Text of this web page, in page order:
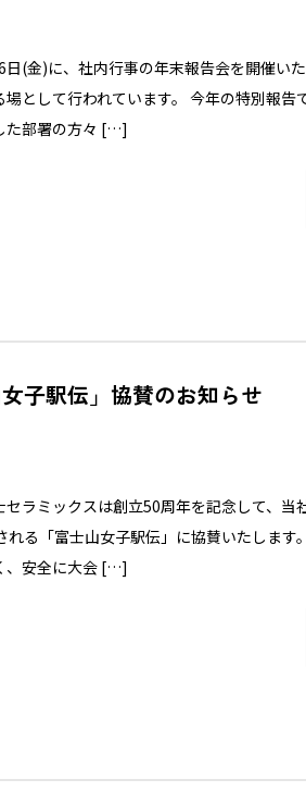
日(金)に、社内行事の年末報告会を開催い
場として行われています。 今年の特別報
た部署の方々 […]
女子駅伝」協賛のお知らせ
セラミックスは創立50周年を記念して、
れる「富士山女子駅伝」に協賛いたしま
、安全に大会 […]